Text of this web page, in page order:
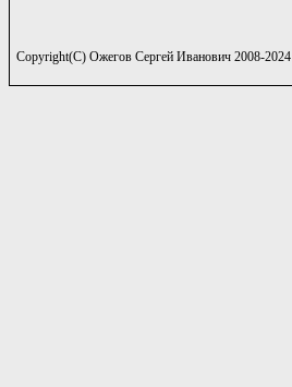
Copyright(C) Ожегов Сергей Иванович 2008-2024